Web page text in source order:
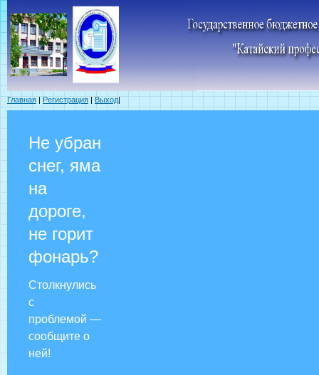
Главная | Регистрация | Выход|
Не убран
снег, яма
на
дороге,
не горит
фонарь?
Столкнулись
с
проблемой —
сообщите о
ней!